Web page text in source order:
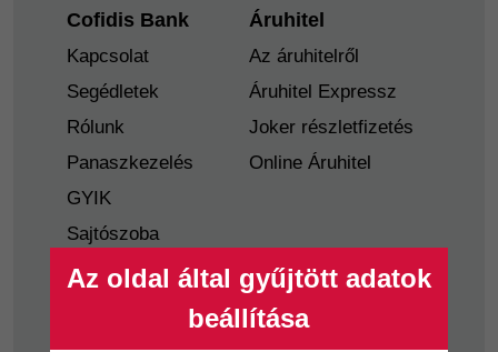
Az oldal által gyűjtött adatok
beállítása
Footer
Cofidis Bank
Kapcsolat
Segédletek
Rólunk
Panaszkezelés
GYIK
Sajtószoba
Nyilvánosságra
Visszaélés-bejelentés
Áruhitel
Az áruhitelről
Áruhitel Expressz
Joker részletfizetés
Online Áruhitel